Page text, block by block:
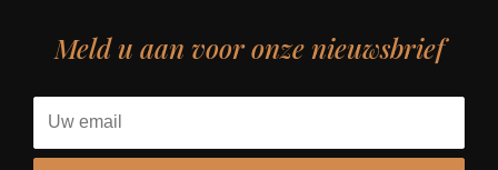
Meld u aan voor onze nieuwsbrief